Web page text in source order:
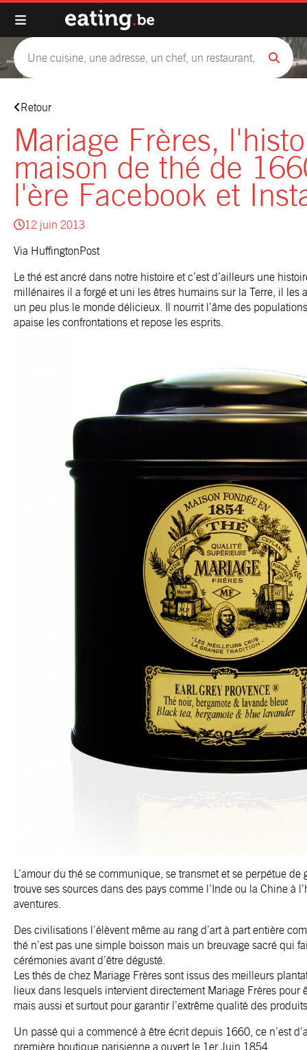
Retour
Mariage Frères,
maison de thé de
l'ère Facebook et
12 juin 2013
Via HuffingtonPost
Le thé est ancré dans notre histoire et c’est d’ailleurs une
millénaires il a forgé et uni les êtres humains sur la Terre, il les
un peu plus le monde délicieux. Il nourrit l’âme des
apaise les confrontations et repose les esprits.
L’amour du thé se communique, se transmet et se perpétue de
trouve ses sources dans des pays comme l’Inde ou la Chine à
aventures.
Des civilisations l’élèvent même au rang d’art à part entière
thé n’est pas une simple boisson mais un breuvage sacré qui
cérémonies avant d’être dégusté.
Les thés de chez Mariage Frères sont issus des meilleurs
lieux dans lesquels intervient directement Mariage Frères pour
mais aussi et surtout pour garantir l’extrême qualité des
Un passé qui a commencé à être écrit depuis 1660, ce n’est
première boutique parisienne a ouvert le 1er Juin 1854.